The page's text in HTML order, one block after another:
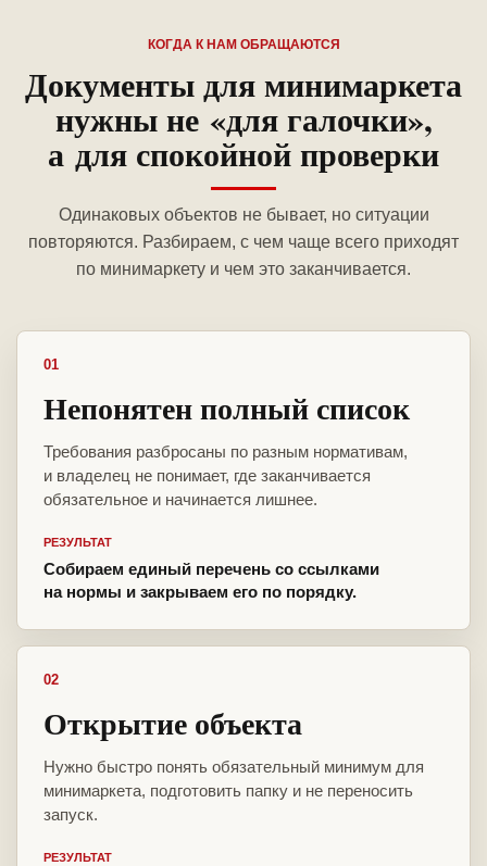
КОГДА К НАМ ОБРАЩАЮТСЯ
Документы для минимаркета
нужны не «для галочки»,
а для спокойной проверки
Одинаковых объектов не бывает, но ситуации
повторяются. Разбираем, с чем чаще всего приходят
по минимаркету и чем это заканчивается.
01
Непонятен полный список
Требования разбросаны по разным нормативам,
и владелец не понимает, где заканчивается
обязательное и начинается лишнее.
РЕЗУЛЬТАТ
Собираем единый перечень со ссылками
на нормы и закрываем его по порядку.
02
Открытие объекта
Нужно быстро понять обязательный минимум для
минимаркета, подготовить папку и не переносить
запуск.
РЕЗУЛЬТАТ